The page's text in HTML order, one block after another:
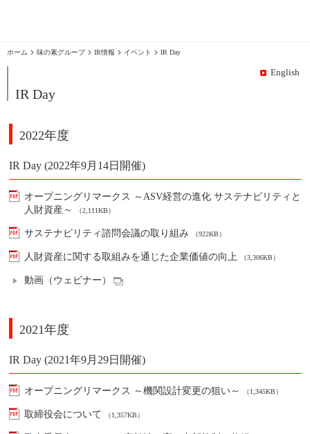
English
味の素グループ IR情報 イベント IR Day
IR Day
2022年度
IR Day (2022年9月14日開催)
オープニングリマークス ～ASV経営の進化 サステナビリティと
人財資産～
（2,111KB）
サステナビリティ諮問会議の取り組み （922KB）
人財資産に関する取組みを通じた企業価値の向上 （3,306KB）
動画（ウェビナー）
2021年度
IR Day (2021年9月29日開催)
オープニングリマークス ～機関設計変更の狙い～ （1,345KB）
取締役会について （1,357KB）